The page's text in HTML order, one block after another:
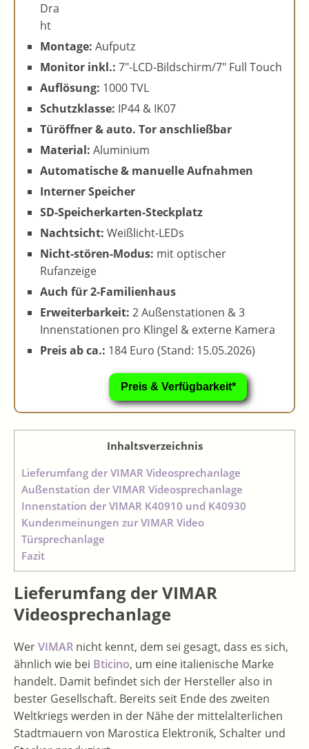
Dra
ht
Montage: Aufputz
Monitor inkl.: 7″-LCD-Bildschirm/7″ Full Touch
Auflösung: 1000 TVL
Schutzklasse: IP44 & IK07
Türöffner & auto. Tor anschließbar
Material: Aluminium
Automatische & manuelle Aufnahmen
Interner Speicher
SD-Speicherkarten-Steckplatz
Nachtsicht: Weißlicht-LEDs
Nicht-stören-Modus: mit optischer
Rufanzeige
Auch für 2-Familienhaus
Erweiterbarkeit: 2 Außenstationen & 3
Innenstationen pro Klingel & externe Kamera
Preis ab ca.: 184 Euro (Stand: 15.05.2026)
Preis & Verfügbarkeit*
Inhaltsverzeichnis
Lieferumfang der VIMAR Videosprechanlage
Außenstation der VIMAR Videosprechanlage
Innenstation der VIMAR K40910 und K40930
Kundenmeinungen zur VIMAR Video
Türsprechanlage
Fazit
Lieferumfang der VIMAR
Videosprechanlage
WerVIMAR nicht kennt, dem sei gesagt, dass es sich,
ähnlich wie bei Bticino, um eine italienische Marke
handelt. Damit befindet sich der Hersteller also in
bester Gesellschaft. Bereits seit Ende des zweiten
Weltkriegs werden in der Nähe der mittelalterlichen
Stadtmauern von Marostica Elektronik, Schalter und